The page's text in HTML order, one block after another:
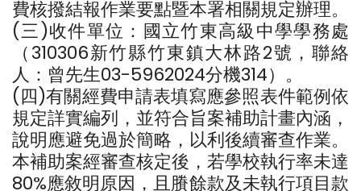
費核撥結報作業要點暨本署相關規定辦理。
(三)收件單位：國立竹東高級中學學務處
（310306新竹縣竹東鎮大林路2號，聯絡
人：曾先生03-5962024分機314）。
(四)有關經費申請表填寫應參照表件範例依
規定詳實編列，並符合旨案補助計畫內涵，
說明應避免過於簡略，以利後續審查作業。
本補助案經審查核定後，若學校執行率未達
80%應敘明原因，且賸餘款及未執行項目款